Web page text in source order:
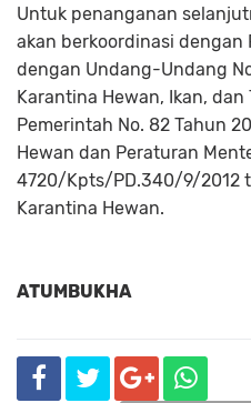
Untuk penanganan
akan berkoordinasi dengan
dengan Undang-Undang
Karantina Hewan, Ikan,
Pemerintah No. 82 Tahun
Hewan dan Peraturan
4720/Kpts/PD.340/9/2012
Karantina Hewan.
ATUMBUKHA